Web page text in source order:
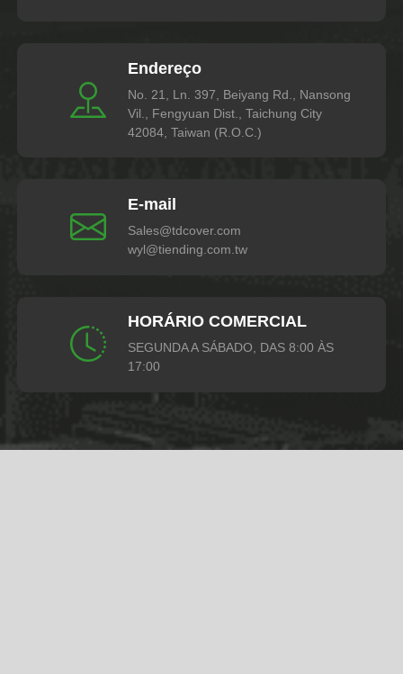
Endereço
No. 21, Ln. 397, Beiyang Rd., Nansong
Vil., Fengyuan Dist., Taichung City
42084, Taiwan (R.O.C.)
E-mail
Sales@tdcover.com
wyl@tiending.com.tw
HORÁRIO COMERCIAL
SEGUNDA A SÁBADO, DAS 8:00 ÀS
17:00